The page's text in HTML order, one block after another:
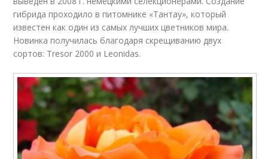
гибрида проходило в питомнике «Тантау», который
известен как один из самых лучших цветников мира.
Новинка получилась благодаря скрещиванию двух
сортов: Tresor 2000 и Leonidas.